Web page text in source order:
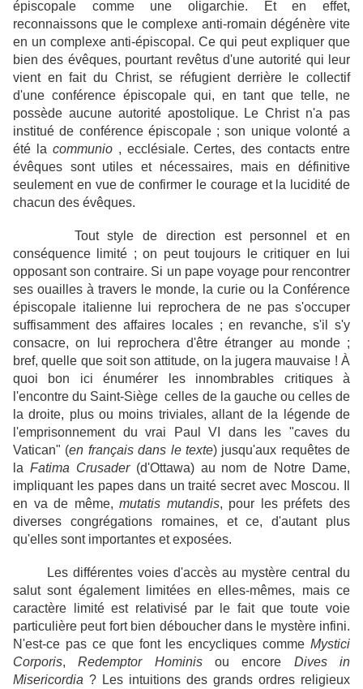
épiscopale comme une oligarchie. Et en effet,
reconnaissons que le complexe anti-romain dégénère vite
en un complexe anti-épiscopal. Ce qui peut expliquer que
bien des évêques, pourtant revêtus d'une autorité qui leur
vient en fait du Christ, se réfugient derrière le collectif
d'une conférence épiscopale qui, en tant que telle, ne
possède aucune autorité apostolique. Le Christ n'a pas
institué de conférence épiscopale ; son unique volonté a
été la communio, ecclésiale. Certes, des contacts entre
évêques sont utiles et nécessaires, mais en définitive
seulement en vue de confirmer le courage et la lucidité de
chacun des évêques.
Tout style de direction est personnel et en
conséquence limité ; on peut toujours le critiquer en lui
opposant son contraire. Si un pape voyage pour rencontrer
ses ouailles à travers le monde, la curie ou la Conférence
épiscopale italienne lui reprochera de ne pas s'occuper
suffisamment des affaires locales ; en revanche, s'il s'y
consacre, on lui reprochera d'être étranger au monde ;
bref, quelle que soit son attitude, on la jugera mauvaise ! À
quoi bon ici énumérer les innombrables critiques à
l'encontre du Saint-Siège  celles de la gauche ou celles de
la droite, plus ou moins triviales, allant de la légende de
l'emprisonnement du vrai Paul VI dans les "caves du
Vatican" (en français dans le texte) jusqu'aux requêtes de
la Fatima Crusader(d'Ottawa) au nom de Notre Dame,
impliquant les papes dans un traité secret avec Moscou. Il
en va de même,mutatis mutandis, pour les préfets des
diverses congrégations romaines, et ce, d'autant plus
qu'elles sont importantes et exposées.
Les différentes voies d'accès au mystère central du
salut sont également limitées en elles-mêmes, mais ce
caractère limité est relativisé par le fait que toute voie
particulière peut fort bien déboucher dans le mystère infini.
N'est-ce pas ce que font les encycliques comme Mystici
Corporis,Redemptor Hominisou encore Dives in
Misericordia ? Les intuitions des grands ordres religieux